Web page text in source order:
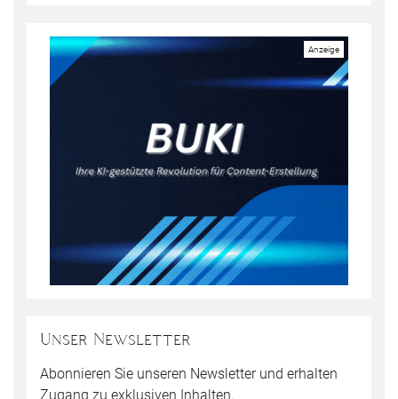
Unser Newsletter
Abonnieren Sie unseren Newsletter und erhalten
Zugang zu exklusiven Inhalten.